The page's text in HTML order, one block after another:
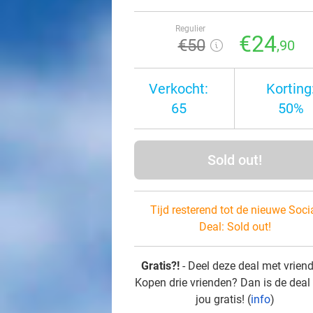
Regulier
€50 €24,90
Verkocht:
65
50%
Sold out!
Tijd resterend tot de nieuwe
Deal: Sold out!
Gratis?! - Deel deze deal met
Kopen drie vrienden? Dan is de
jou gratis! (info)